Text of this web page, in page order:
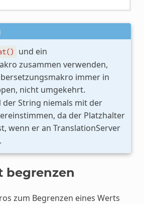
und ein
zusammen verwenden,
immer in
nicht umgekehrt.
String niemals mit der
da der Platzhalter
wenn er an TranslationServer
begrenzen
zum Begrenzen eines Werts